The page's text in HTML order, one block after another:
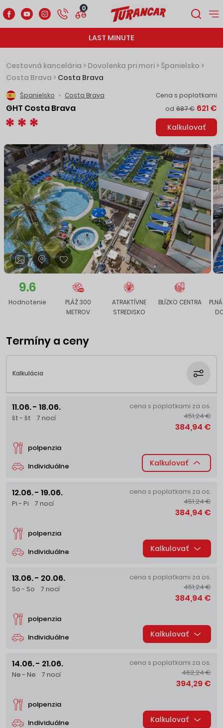
0
LAST MINUTE
Cestovná kancelária > Dovolenka pri mori > Španielsko >
Costa Brava > Costa Brava
Španielsko Costa Brava
GHT Costa Brava
Cena s poplatkami
od 687 € 621 €
Kalkulovať
9.6
Hodnotenie
PLÁŽ 300
METROV
ATRAKTÍVNE
STREDISKO
BLÍZKO CENTRA
Termíny a ceny
Kalkulácia
11.06. - 18.06.
št - št 7 nocí
Individuálne
polpenzia
cena s poplatkami za os.
451,24 €
384,94 €
Kalkulovať
12.06. - 19.06.
Pi - Pi 7 nocí
Individuálne
polpenzia
cena s poplatkami za os.
451,24 €
384,94 €
Kalkulovať
13.06. - 20.06.
So - So 7 nocí
Individuálne
polpenzia
cena s poplatkami za os.
451,24 €
384,94 €
Kalkulovať
14.06. - 21.06.
Ne - Ne 7 nocí
Individuálne
polpenzia
cena s poplatkami za os.
462,24 €
394,29 €
Kalkulovať